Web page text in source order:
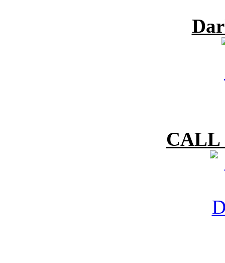
CALL